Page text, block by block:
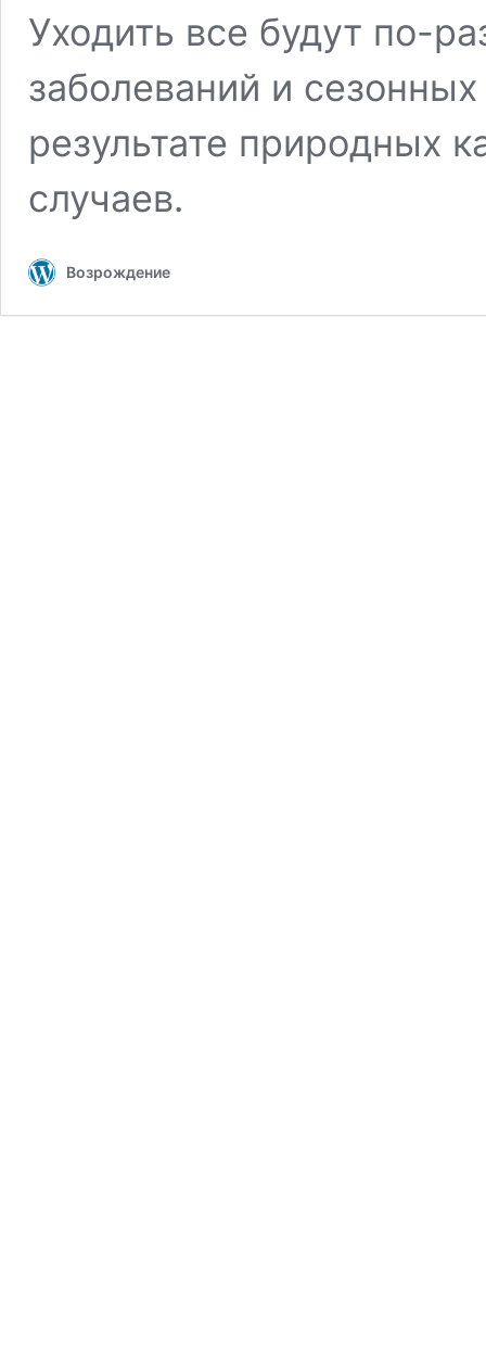
Уходить все будут по-
заболеваний и
результате природных
случаев.
Возрождение